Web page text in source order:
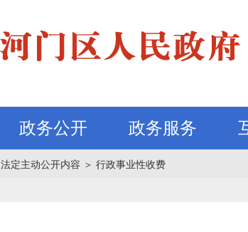
政务公开 政务服务
法定主动公开内容 ＞ 行政事业性收费